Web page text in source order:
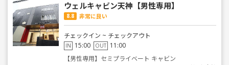
ウェルキャビン天神【男性専用】
8.8 非常に良い
チェックイン ~ チェックアウト
IN 15:00 OUT 11:00
【男性専用】セミプライベート キャビン